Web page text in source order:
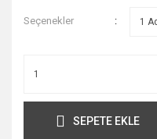
Seçenekler
SEPETE EKLE